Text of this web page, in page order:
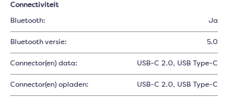
Connectiviteit
Bluetooth: Ja
Bluetooth versie: 5.0
Connector(en) data: USB-C 2.0, USB Type-C
Connector(en) opladen: USB-C 2.0, USB Type-C